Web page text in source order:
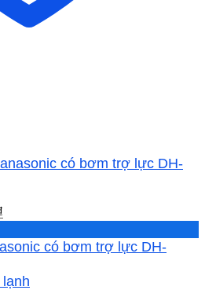
có bơm trợ lực DH-
tại
4,092,000₫.